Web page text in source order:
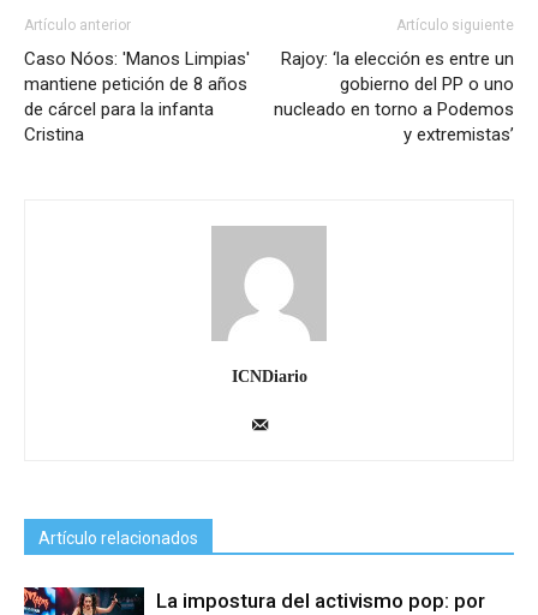
Artículo anterior
Caso Nóos: 'Manos Limpias'
mantiene petición de 8 años
de cárcel para la infanta
Cristina
Artículo siguiente
Rajoy: ‘la elección es entre un
gobierno del PP o uno
nucleado en torno a Podemos
y extremistas’
ICNDiario
Artículo relacionados
La impostura del activismo pop: por